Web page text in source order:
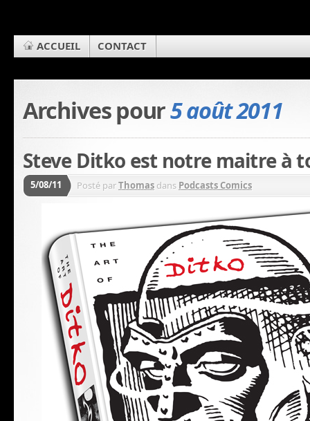
ACCUEIL CONTACT
Archives pour5 août 2011
Steve Ditko est notre maitre à
5/08/11 Posté parThomas dans Podcasts Comics